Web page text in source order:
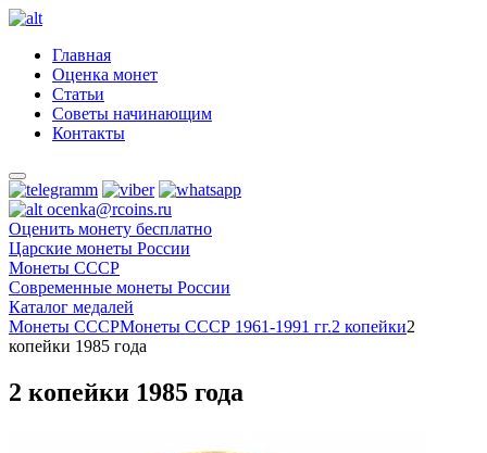
Главная
Оценка монет
Статьи
Советы начинающим
Контакты
ocenka@rcoins.ru
Оценить монету бесплатно
Царские монеты России
Монеты СССР
Современные монеты России
Каталог медалей
Монеты СССРМонеты СССР 1961-1991 гг.2 копейки2
копейки 1985 года
2 копейки 1985 года